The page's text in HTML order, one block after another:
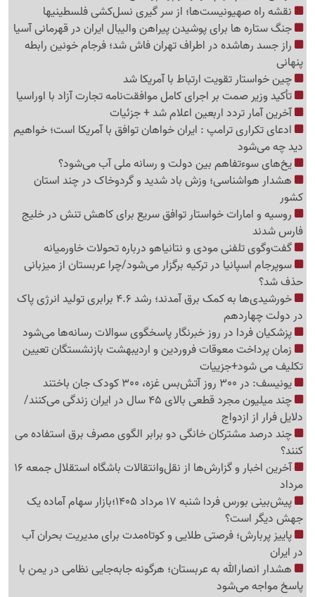
نقشه راه صهیونیست‌ها؛ از سر گیری نسل‌کشی فلسطینی‍ها
جنگ ستاره ها برای پوشیدن پیراهن والیبال ایران در قهرمانی آسیا
راز جسد رهاشده در اطراف تهران فاش شد؛ فرجام خونین رابطه
پنهانی
چین خواستار تقویت ارتباط با آمریکا شد
تأکید وزیر صمت بر اجرای کامل موافقت‌نامه تجارت آزاد با اوراسیا
آخرین آمار تردد اربعین اعلام شد + جزئیات
ادعای تکراری ترامپ : ایران خواهان توافق با آمریکا است؛ خواهیم
دید چه می‌شود
یخ‌های سوءتفاهم بین دولت و رسانه ملی آب می‌شود؟
هشدار هواشناسی؛ وزش باد شدید و گردوخاک در چند استان
کشور
روسیه و امارات خواستار توافق سریع برای کاهش تنش در خلیج
فارس شدند
گفت‌وگوی تلفنی مودی و نتانیاهو درباره تحولات خاورمیانه
سوپرجام اسپانیا در ترکیه برگزار می‌شود/چرا عربستان از میزبانی
حذف شد؟
خورشیدی‌ها به کمک برق آمدند؛ رشد 4.6 برابری تولید انرژی پاک
در دولت چهاردهم
پزشکیان فردا در روز خبرنگار پاسخگوی سوالات رسانه‌ها می‌شود
زمان پرداخت معوقات فروردین و اردیبهشت بازنشستگان تعیین
تکلیف می شود+جزییات
یونیسف: در 300 روز آتش‌بس غزه، 300 کودک جان باختند
چند میلیون مجرد قطعی بالای 45 سال در ایران زندگی می‌کنند/
دلایل فرار از ازدواج
چند درصد مشترکان خانگی دو برابر الگوی مصرف برق استفاده می
کنند؟
آخرین اخبار و گزارش‌ها از نقل‌وانتقالات باشگاه استقلال جمعه 16
مرداد
پیش‌بینی بورس فردا شنبه 17 مرداد 1405؛بازار سهام آماده یک
جهش دیگر است؟
پاییز پربارش؛ فرصتی طلایی و کوتاه‌مدت برای مدیریت بحران آب
در ایران
هشدار انصارالله به عربستان؛ هرگونه جابه‌جایی نظامی در یمن با
پاسخ مواجه می‌شود